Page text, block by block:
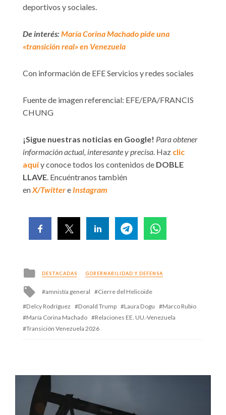
deportivos y sociales.
De interés:María Corina Machado pide una
«transición real» en Venezuela
Con información de EFE Servicios y redes sociales
Fuente de imagen referencial: EFE/EPA/FRANCIS
CHUNG
¡Sigue nuestras noticias en Google! Para obtener
información actual, interesante y precisa. Haz clic
aquíy conoce todos los contenidos de DOBLE
LLAVE. Encuéntranos también
enX/Twittere Instagram
Posted
in
DESTACADAS GOBERNABILIDAD Y DEFENSA
Tagged
amnistía general
Cierre del Helicoide
Delcy Rodríguez
Donald Trump Laura Dogu
Marco Rubio
María Corina Machado
Relaciones EE. UU.-Venezuela
Transición Venezuela 2026